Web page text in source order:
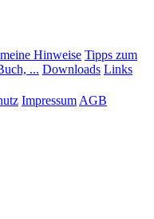
Hinweise Tipps zum
... Downloads Links
Impressum AGB